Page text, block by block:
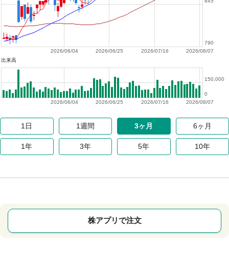
2026/08/07
2026/07/16
2026/06/25
2026/06/04
790
出来高
2026/08/07
2026/07/16
2026/06/25
2026/06/04
0
150,000
1日 1週間 3ヶ月 6ヶ月
1年 3年 5年 10年
株アプリで注文